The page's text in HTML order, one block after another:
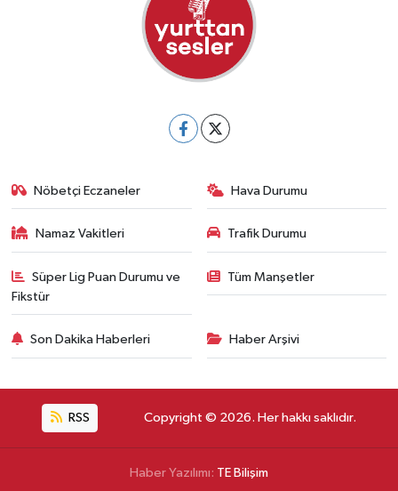
Nöbetçi Eczaneler Hava Durumu
Namaz Vakitleri Trafik Durumu
Süper Lig Puan Durumu ve
Fikstür
Tüm Manşetler
Son Dakika Haberleri Haber Arşivi
RSS Copyright © 2026. Her hakkı saklıdır.
Haber Yazılımı: TE Bilişim